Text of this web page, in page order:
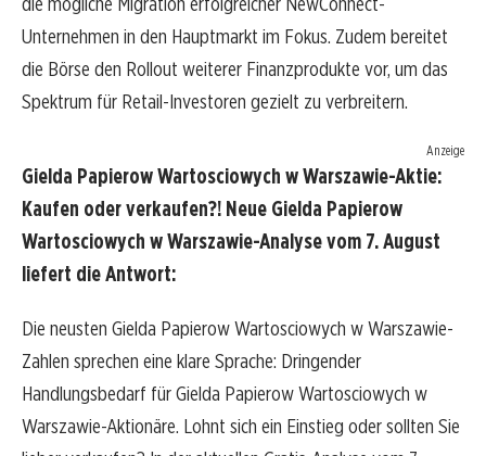
Unternehmen in den Hauptmarkt im Fokus. Zudem bereitet
die Börse den Rollout weiterer Finanzprodukte vor, um das
Spektrum für Retail-Investoren gezielt zu verbreitern.
Anzeige
Gielda Papierow Wartosciowych w Warszawie-Aktie:
Kaufen oder verkaufen?! Neue Gielda Papierow
Wartosciowych w Warszawie-Analyse vom 7. August
liefert die Antwort:
Die neusten Gielda Papierow Wartosciowych w Warszawie-
Zahlen sprechen eine klare Sprache: Dringender
Handlungsbedarf für Gielda Papierow Wartosciowych w
Warszawie-Aktionäre. Lohnt sich ein Einstieg oder sollten Sie